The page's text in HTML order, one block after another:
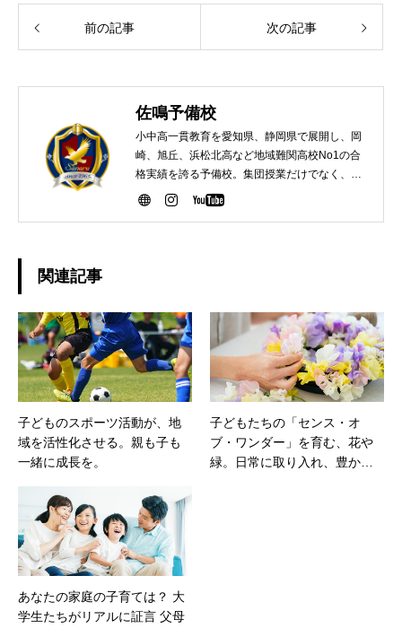
前の記事 次の記事
佐鳴予備校
小中高一貫教育を愛知県、静岡県で展開し、岡
崎、旭丘、浜松北高など地域難関高校No1の合
格実績を誇る予備校。集団授業だけでなく、生
徒のニーズに合わせた個別指導、大学受験向け
関連記事
子どものスポーツ活動が、地
域を活性化させる。親も子も
一緒に成長を。
子どもたちの「センス・オ
ブ・ワンダー」を育む、花や
緑。日常に取り入れ、豊かな
あなたの家庭の子育ては？ 大
学生たちがリアルに証言 父母